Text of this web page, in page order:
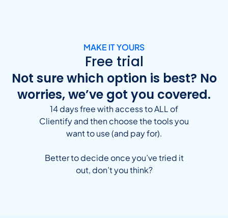
MAKE IT YOURS
Free trial
Not sure which option is best? No
worries, we’ve got you covered.
14 days free with access to ALL of
Clientify and then choose the tools you
want to use (and pay for).
Better to decide once you’ve tried it
out, don’t you think?